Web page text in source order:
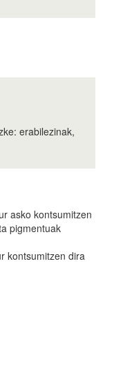
erabilezinak,
asko kontsumitzen
pigmentuak
kontsumitzen dira